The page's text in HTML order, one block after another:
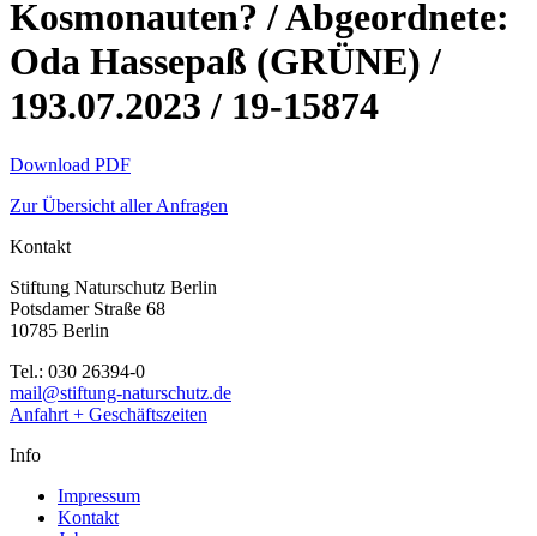
Kosmonauten? / Abgeordnete:
Oda Hassepaß (GRÜNE) /
193.07.2023 / 19-15874
Download PDF
Zur Übersicht aller Anfragen
Kontakt
Stiftung Naturschutz Berlin
Potsdamer Straße 68
10785 Berlin
Tel.: 030 26394-0
mail@stiftung-naturschutz.de
Anfahrt + Geschäftszeiten
Info
Impressum
Kontakt